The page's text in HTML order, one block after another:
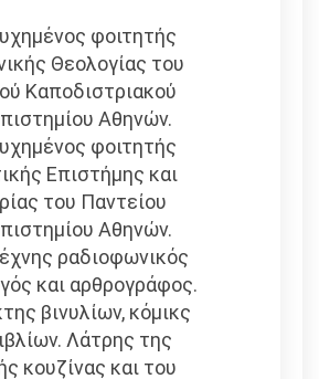
φοιτητής
Θεολογίας του
Καποδιστριακού
Αθηνών.
φοιτητής
Επιστήμης και
του Παντείου
Αθηνών.
ραδιοφωνικός
και αρθρογράφος.
βινυλίων, κόμικς
Λάτρης της
κουζίνας και του